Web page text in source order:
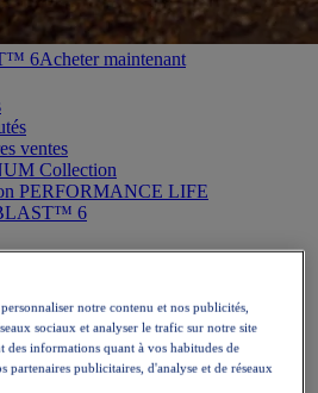
6Acheter maintenant
ventes
Collection
PERFORMANCE LIFE
6
notre contenu et nos publicités,
sociaux et analyser le trafic sur notre site
des informations quant à vos habitudes de
partenaires publicitaires, d'analyse et de réseaux